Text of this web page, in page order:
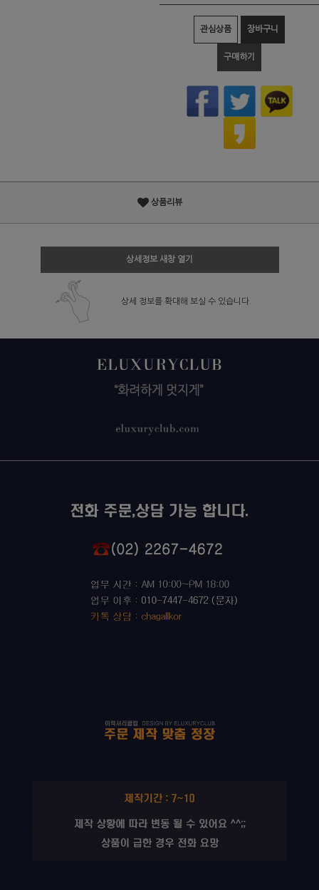
관심상품 장바구니
구매하기
상품리뷰
상세정보 새창 열기
상세 정보를 확대해 보실 수 있습니다.